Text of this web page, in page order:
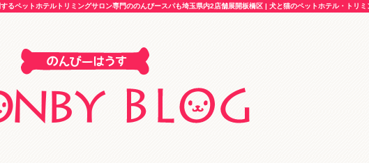
ペットホテルトリミングサロン専門ののんびースパも埼玉県内2店舗展開板橋区 | 犬と猫のペットホテル・トリ